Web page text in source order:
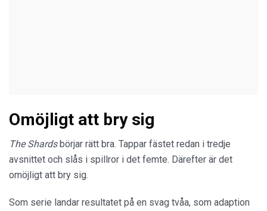
Omöjligt att bry sig
The Shardsbörjar rätt bra. Tappar fästet redan i tredje
avsnittet och slås i spillror i det femte. Därefter är det
omöjligt att bry sig.
Som serie landar resultatet på en svag tvåa, som adaption